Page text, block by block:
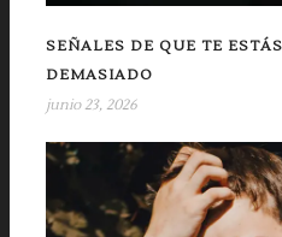
SEÑALES DE QUE TE
DEMASIADO
junio 23, 2026